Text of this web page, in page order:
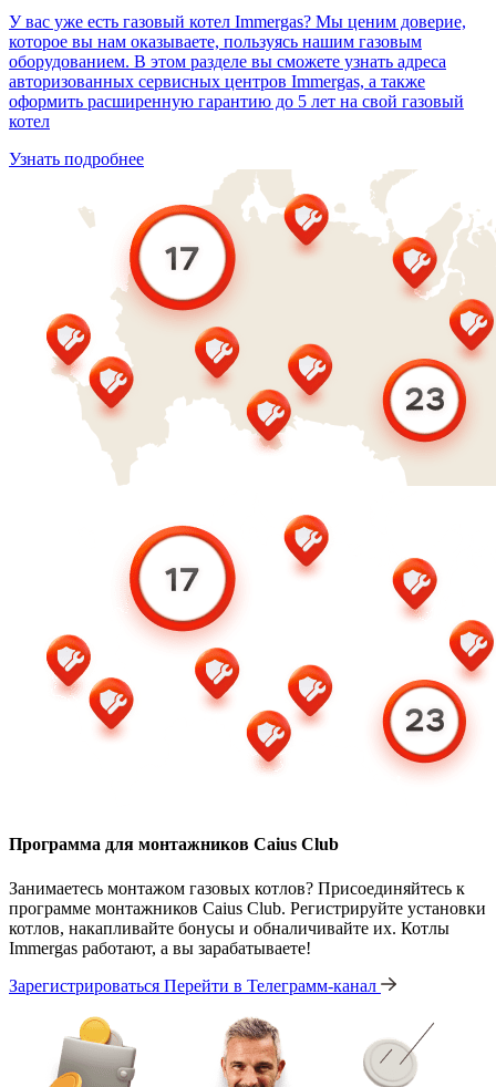
У вас уже есть газовый котел Immergas? Мы ценим доверие,
которое вы нам оказываете, пользуясь нашим газовым
оборудованием. В этом разделе вы сможете узнать адреса
авторизованных сервисных центров Immergas, а также
оформить расширенную гарантию до 5 лет на свой газовый
котел
Узнать подробнее
Программа для монтажников Caius Club
Занимаетесь монтажом газовых котлов? Присоединяйтесь к
программе монтажников Caius Club. Регистрируйте установки
котлов, накапливайте бонусы и обналичивайте их. Котлы
Immergas работают, а вы зарабатываете!
Зарегистрироваться Перейти в Телеграмм-канал